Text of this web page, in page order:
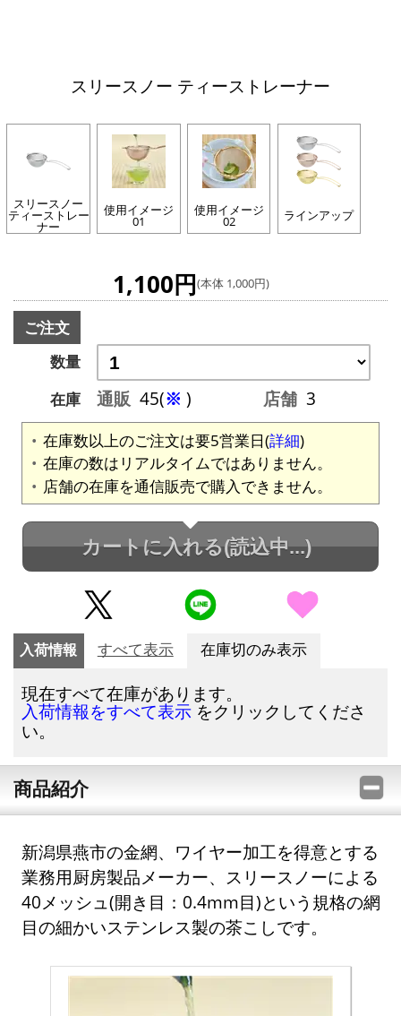
スリースノー ティーストレーナー
スリースノー
ティーストレー
ナー
使用イメージ
01
使用イメージ
02 ラインアップ
1,100円(本体 1,000円)
ご注文
数量
在庫
通販 45(※ ) 店舗 3
在庫数以上のご注文は要5営業日(詳細)
在庫の数はリアルタイムではありません。
店舗の在庫を通信販売で購入できません。
カートに入れる(読込中...)
入荷情報 すべて表示 在庫切のみ表示
現在すべて在庫があります。
入荷情報をすべて表示 をクリックしてくださ
い。
商品紹介
新潟県燕市の金網、ワイヤー加工を得意とする
業務用厨房製品メーカー、スリースノーによる
40メッシュ(開き目：0.4mm目)という規格の網
目の細かいステンレス製の茶こしです。